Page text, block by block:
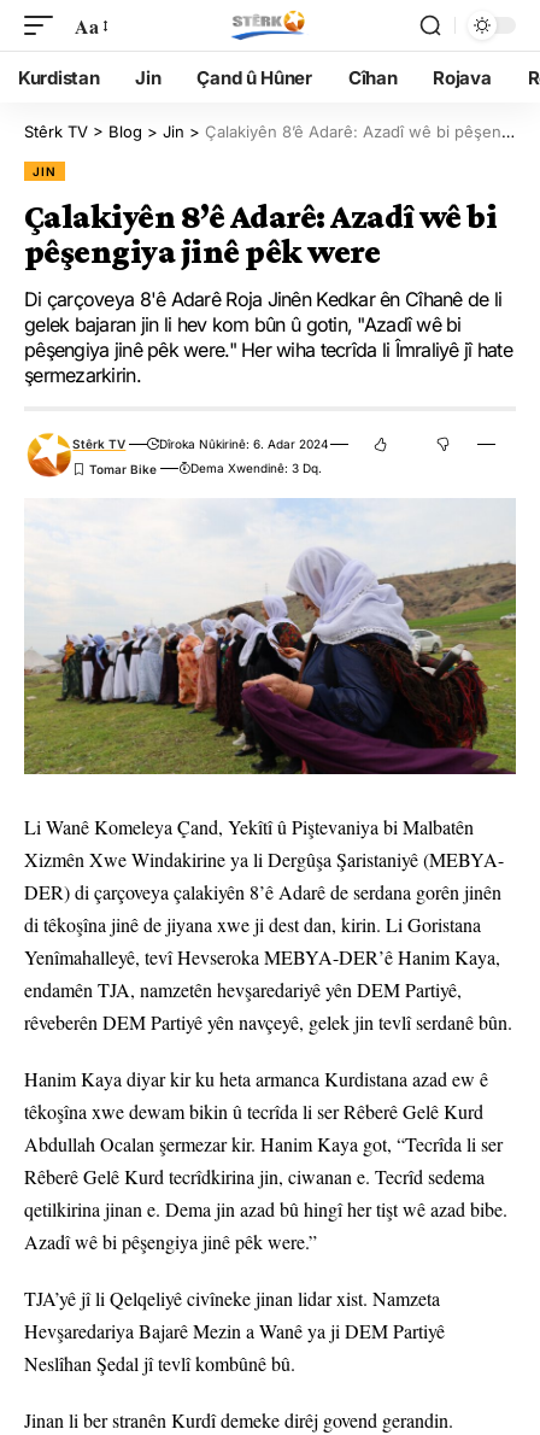
Aa
Kurdistan Jin Çand û Hûner Cîhan Rojava
Stêrk TV > Blog > Jin > Çalakiyên 8’ê Adarê: Azadî wê bi pêşengiya jinê pêk were
JIN
Çalakiyên 8’ê Adarê: Azadî wê bi
pêşengiya jinê pêk were
Di çarçoveya 8'ê Adarê Roja Jinên Kedkar ên Cîhanê de li
gelek bajaran jin li hev kom bûn û gotin, "Azadî wê bi
pêşengiya jinê pêk were." Her wiha tecrîda li Îmraliyê jî hate
şermezarkirin.
Stêrk TV
Dîroka Nûkirinê: 6. Adar 2024
Dema Xwendinê: 3 Dq.
Li Wanê Komeleya Çand, Yekîtî û Piştevaniya bi Malbatên
Xizmên Xwe Windakirine ya li Dergûşa Şaristaniyê (MEBYA-
DER) di çarçoveya çalakiyên 8’ê Adarê de serdana gorên jinên
di têkoşîna jinê de jiyana xwe ji dest dan, kirin. Li Goristana
Yenîmahalleyê, tevî Hevseroka MEBYA-DER’ê Hanim Kaya,
endamên TJA, namzetên hevşaredariyê yên DEM Partiyê,
rêveberên DEM Partiyê yên navçeyê, gelek jin tevlî serdanê bûn.
Hanim Kaya diyar kir ku heta armanca Kurdistana azad ew ê
têkoşîna xwe dewam bikin û tecrîda li ser Rêberê Gelê Kurd
Abdullah Ocalan şermezar kir. Hanim Kaya got, “Tecrîda li ser
Rêberê Gelê Kurd tecrîdkirina jin, ciwanan e. Tecrîd sedema
qetilkirina jinan e. Dema jin azad bû hingî her tişt wê azad bibe.
Azadî wê bi pêşengiya jinê pêk were.”
TJA’yê jî li Qelqeliyê civîneke jinan lidar xist. Namzeta
Hevşaredariya Bajarê Mezin a Wanê ya ji DEM Partiyê
Neslîhan Şedal jî tevlî kombûnê bû.
Jinan li ber stranên Kurdî demeke dirêj govend gerandin.